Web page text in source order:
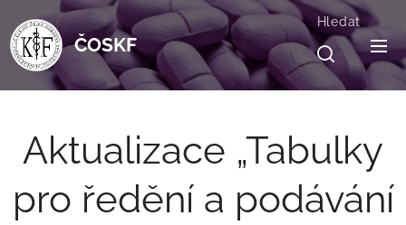
ČOSKF
Hledat
Aktualizace „Tabulky
pro ředění a podávání